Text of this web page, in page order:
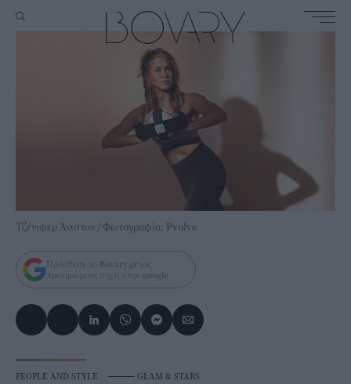
Τζένιφερ Άνιστον / Φωτογραφία: Pvolve
Πρόσθεσε το Bovary.gr ως
προτιμώμενη πηγή στην google
PEOPLE AND STYLE ⸻ GLAM & STARS